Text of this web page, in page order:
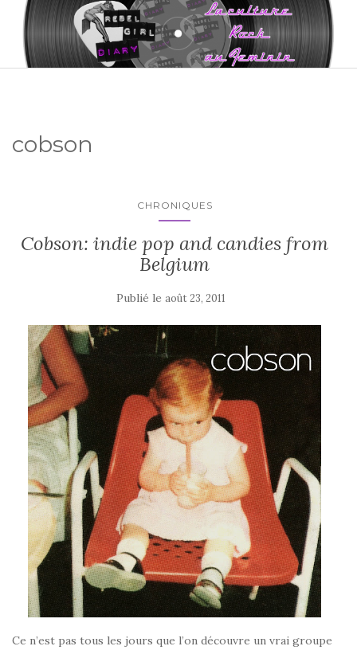
cobson
CHRONIQUES
Cobson: indie pop and candies from
Belgium
Publié le août 23, 2011
Ce n’est pas tous les jours que l’on découvre un vrai groupe